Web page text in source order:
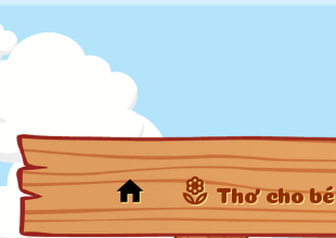
Thơ cho bé